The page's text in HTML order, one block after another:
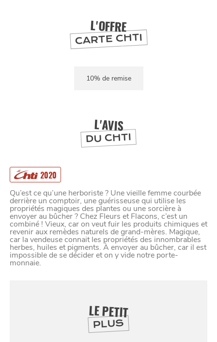
L'AVIS
DU CHTI
2020
Qu’est ce qu’une herboriste ? Une vieille femme courbée
derrière un comptoir, une guérisseuse qui utilise les
propriétés magiques des plantes ou une sorcière à
envoyer au bûcher ? Chez Fleurs et Flacons, c’est un
combiné ! Vieux, car on veut fuir les produits chimiques et
revenir aux remèdes naturels de grand-mères. Magique,
car la vendeuse connait les propriétés des innombrables
herbes, huiles et pigments. À envoyer au bûcher, car il est
impossible de se décider et on y vide notre porte-
monnaie.
LE PETIT
PLUS
L'OFFRE
CARTE CHTI
10% de remise
SE
DIVERTIR
DEPUIS 1973